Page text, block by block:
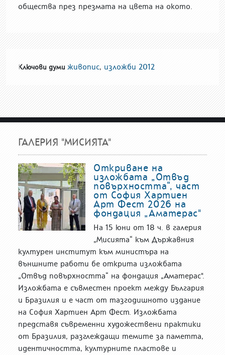
общества през презмата на цвета на окото.
Ключови думи живопис, изложби 2012
ГАЛЕРИЯ "МИСИЯТА"
Откриване на
изложбата „Отвъд
повърхността“, част
от София Хартиен
Арт Фест 2026 на
фондация „Аматерас"
На 15 юни от 18 ч. в галерия
„Мисията“ към Държавния
културен институт към министъра на
външните работи бе открита изложбата
„Отвъд повърхността“ на фондация „Аматерас".
Изложбата е съвместен проект между България
и Бразилия и е част от тазгодишното издание
на София Хартиен Арт Фест. Изложбата
представя съвременни художествени практики
от Бразилия, разглеждащи темите за паметта,
идентичността, културните пластове и